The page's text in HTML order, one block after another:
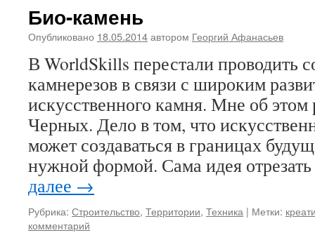
Био-камень
Опубликовано 18.05.2014автором Георгий Афанасьев
В WorldSkills перестали проводить
камнерезов в связи с широким
искусственного камня. Мне об этом
Черных. Дело в том, что
может создаваться в границах
нужной формой. Сама идея
далее →
Рубрика: Строительство, Территории, Техника | Метки:
комментарий